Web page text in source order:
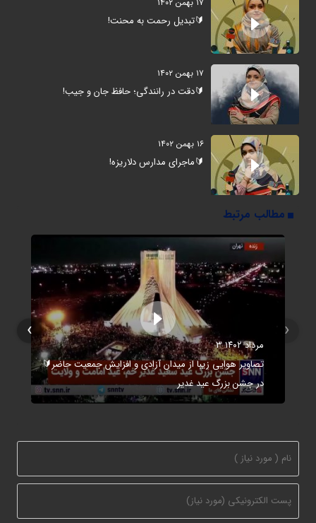
🔰تبدیل رحمت به محنت!
۱۷ بهمن ۱۴۰۲
🔰دقت در رانندگی؛ حافظ جان و جیب!
۱۶ بهمن ۱۴۰۲
🔰ماجرای مدارس دلاریزه!
مطالب مرتبط
۳ مرداد ۱۴۰۲
🔰تصاویر هوایی زیبا از میدان آزادی و افزایش جمعیت حاضر
در جشن بزرگ عید غدیر
‹
›